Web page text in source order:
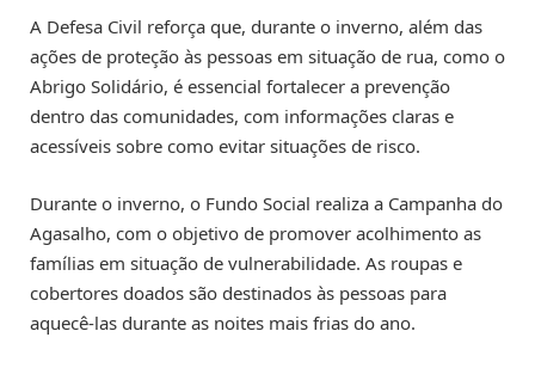
A Defesa Civil reforça que, durante o inverno, além das
ações de proteção às pessoas em situação de rua, como o
Abrigo Solidário, é essencial fortalecer a prevenção
dentro das comunidades, com informações claras e
acessíveis sobre como evitar situações de risco.
Durante o inverno, o Fundo Social realiza a Campanha do
Agasalho, com o objetivo de promover acolhimento as
famílias em situação de vulnerabilidade. As roupas e
cobertores doados são destinados às pessoas para
aquecê-las durante as noites mais frias do ano.